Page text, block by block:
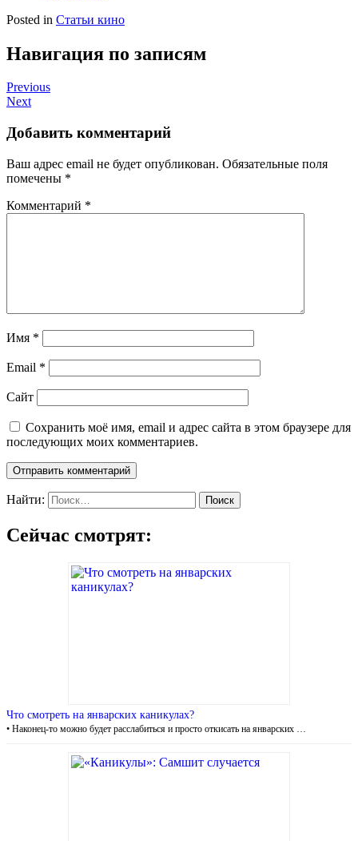
Posted in Статьи кино
Навигация по записям
Previous
Next
Добавить комментарий
Ваш адрес email не будет опубликован. Обязательные поля
помечены *
Комментарий *
Имя *
Email *
Сайт
Сохранить моё имя, email и адрес сайта в этом браузере для
последующих моих комментариев.
Найти:
Сейчас смотрят:
Что смотреть на январских каникулах?
• Наконец-то можно будет расслабиться и просто откисать на январских …